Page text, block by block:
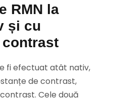
RMN la
și cu
fi efectuat atât nativ,
de contrast,
Cele două